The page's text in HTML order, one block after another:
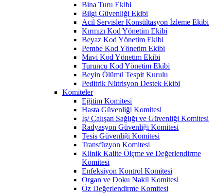
Bina Turu Ekibi
Bilgi Güvenliği Ekibi
Acil Servisler Konsültasyon İzleme Ekibi
Kırmızı Kod Yönetim Ekibi
Beyaz Kod Yönetim Ekibi
Pembe Kod Yönetim Ekibi
Mavi Kod Yönetim Ekibi
Turuncu Kod Yönetim Ekibi
Beyin Ölümü Tespit Kurulu
Peditrik Nütrisyon Destek Ekibi
Komiteler
Eğitim Komitesi
Hasta Güvenliği Komitesi
İş/ Çalışan Sağlığı ve Güvenliği Komitesi
Radyasyon Güvenliği Komitesi
Tesis Güvenliği Komitesi
Transfüzyon Komitesi
Klinik Kalite Ölçme ve Değerlendirme
Komitesi
Enfeksiyon Kontrol Komitesi
Organ ve Doku Nakil Komitesi
Öz Değerlendirme Komitesi